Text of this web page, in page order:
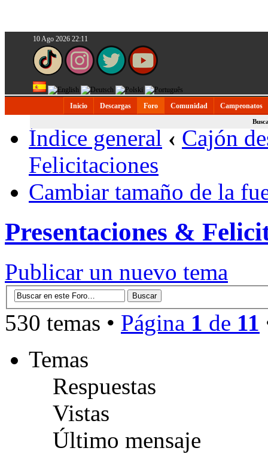
10 Ago 2026 22:11
Inicio Descargas Foro Comunidad Campeonatos
Índice general ‹ Cajón
Felicitaciones
Cambiar tamaño de la
Presentaciones &
Publicar un nuevo tema
530 temas • Página 1 de 11
Temas
Respuestas
Vistas
Último mensaje